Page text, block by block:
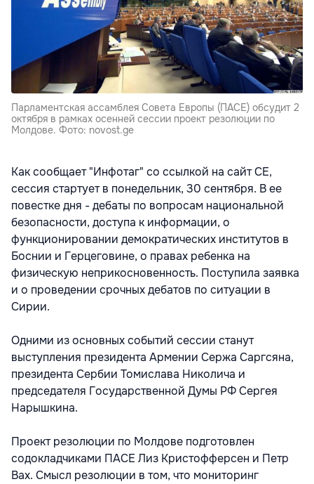
Парламентская ассамблея Совета Европы (ПАСЕ) обсудит 2
октября в рамках осенней сессии проект резолюции по
Молдове. Фото: novost.ge
Как сообщает "Инфотаг" со ссылкой на сайт СЕ,
сессия стартует в понедельник, 30 сентября. В ее
повестке дня - дебаты по вопросам национальной
безопасности, доступа к информации, о
функционировании демократических институтов в
Боснии и Герцеговине, о правах ребенка на
физическую неприкосновенность. Поступила заявка
и о проведении срочных дебатов по ситуации в
Сирии.
Одними из основных событий сессии станут
выступления президента Армении Сержа Саргсяна,
президента Сербии Томислава Николича и
председателя Государственной Думы РФ Сергея
Нарышкина.
Проект резолюции по Молдове подготовлен
содокладчиками ПАСЕ Лиз Кристофферсен и Петр
Вах. Смысл резолюции в том, что мониторинг